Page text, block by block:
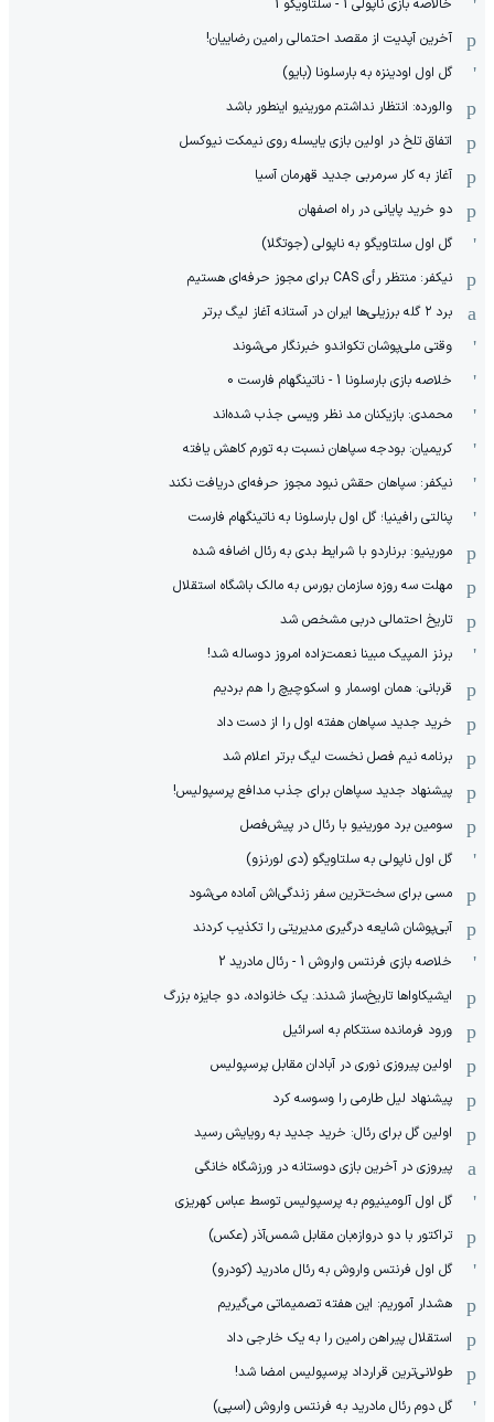
خالاصه بازی ناپولی 1 - سلتاویگو 1
آخرین آپدیت از مقصد احتمالی رامین رضاییان!
گل اول اودینزه به بارسلونا (بایو)
والورده: انتظار نداشتم مورینیو اینطور باشد
اتفاق تلخ در اولین بازی یایسله روی نیمکت نیوکسل
آغاز به کار سرمربی جدید قهرمان آسیا
دو خرید پایانی در راه اصفهان
گل اول سلتاویگو به ناپولی (جوتگلا)
نیکفر: منتظر رأی CAS برای مجوز حرفه‌ای هستیم
برد ۲ گله برزیلی‌ها ایران در آستانه آغاز لیگ برتر
وقتی ملی‌پوشان تکواندو خبرنگار می‌شوند
خلاصه بازی بارسلونا 1 - ناتینگهام فارست 0
محمدی: بازیکنان مد نظر ویسی جذب شده‌اند
کریمیان: بودجه سپاهان نسبت به تورم کاهش یافته
نیکفر: سپاهان حقش نبود مجوز حرفه‌ای دریافت نکند
پنالتی رافینیا؛ گل اول بارسلونا به ناتینگهام فارست
مورینیو: برناردو با شرایط بدی به رئال اضافه شده
مهلت سه روزه سازمان بورس به مالک باشگاه استقلال
تاریخ احتمالی دربی مشخص شد
برنز المپیک مبینا نعمت‌زاده امروز دوساله شد!
قربانی: همان اوسمار و اسکوچیچ را هم بردیم
خرید جدید سپاهان هفته اول را از دست داد
برنامه نیم فصل نخست لیگ برتر اعلام شد
پیشنهاد جدید سپاهان برای جذب مدافع پرسپولیس!
سومین برد مورینیو با رئال در پیش‌فصل
گل اول ناپولی به سلتاویگو (دی لورنزو)
مسی برای سخت‌ترین سفر زندگی‌اش آماده می‌شود
آبی‌پوشان شایعه درگیری مدیریتی را تکذیب کردند
خلاصه بازی فرنتس واروش 1 - رئال مادرید 2
ایشیکاوا‌ها تاریخ‌ساز شدند: یک خانواده، دو جایزه بزرگ
ورود فرمانده سنتکام به اسرائیل
اولین پیروزی نوری در آبادان مقابل پرسپولیس
پیشنهاد لیل طارمی را وسوسه کرد
اولین گل برای رئال: خرید جدید به رویایش رسید
پیروزی در آخرین بازی دوستانه در ورزشگاه خانگی
گل اول آلومینیوم به پرسپولیس توسط عباس کهریزی
تراکتور با دو دروازه‌بان مقابل شمس‌آذر (عکس)
گل اول فرنتس واروش به رئال مادرید (کودرو)
هشدار آموریم: این هفته تصمیماتی می‌گیریم
استقلال پیراهن رامین را به یک خارجی داد
طولانی‌ترین قرارداد پرسپولیس امضا شد!
گل دوم رئال مادرید به فرنتس واروش (اسپی)